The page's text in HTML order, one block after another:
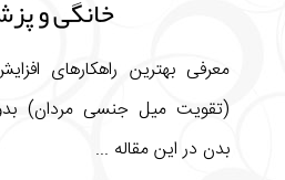
خانگی و
معرفی بهترین راهکارهای
(تقویت میل جنسی مردان)
بدن در این مقاله ...